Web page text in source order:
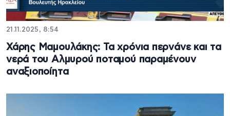
21.11.2025, 8:54
Χάρης Μαμουλάκης: Τα χρόνια περνάνε και τα
νερά του Αλμυρού ποταμού παραμένουν
αναξιοποίητα